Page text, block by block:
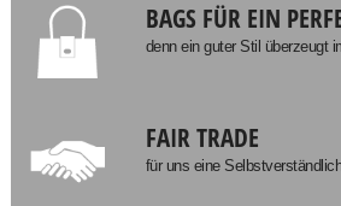
BAGS FÜR EIN
denn ein guter Stil überzeugt
FAIR TRADE
für uns eine